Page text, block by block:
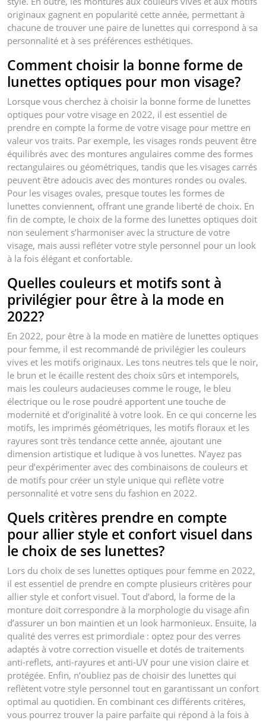
originaux gagnent en popularité cette année, permettant à
chacune de trouver une paire de lunettes qui correspond à sa
personnalité et à ses préférences esthétiques.
Comment choisir la bonne forme de
lunettes optiques pour mon visage?
Lorsque vous cherchez à choisir la bonne forme de lunettes
optiques pour votre visage en 2022, il est essentiel de
prendre en compte la forme de votre visage pour mettre en
valeur vos traits. Par exemple, les visages ronds peuvent être
équilibrés avec des montures angulaires comme des formes
rectangulaires ou géométriques, tandis que les visages carrés
peuvent être adoucis avec des montures rondes ou ovales.
Pour les visages ovales, presque toutes les formes de
lunettes conviennent, offrant une grande liberté de choix. En
fin de compte, le choix de la forme des lunettes optiques doit
non seulement s’harmoniser avec la structure de votre
visage, mais aussi refléter votre style personnel pour un look
à la fois élégant et confortable.
Quelles couleurs et motifs sont à
privilégier pour être à la mode en
2022?
En 2022, pour être à la mode en matière de lunettes optiques
pour femme, il est recommandé de privilégier les couleurs
vives et les motifs originaux. Les tons neutres tels que le noir,
le brun et le écaille restent des choix sûrs et intemporels,
mais les couleurs audacieuses comme le rouge, le bleu
électrique ou le rose poudré apportent une touche de
modernité et d’originalité à votre look. En ce qui concerne les
motifs, les imprimés géométriques, les motifs floraux et les
rayures sont très tendance cette année, ajoutant une
dimension artistique et ludique à vos lunettes. N’ayez pas
peur d’expérimenter avec des combinaisons de couleurs et
de motifs pour créer un style unique qui reflète votre
personnalité et votre sens du fashion en 2022.
Quels critères prendre en compte
pour allier style et confort visuel dans
le choix de ses lunettes?
Lors du choix de ses lunettes optiques pour femme en 2022,
il est essentiel de prendre en compte plusieurs critères pour
allier style et confort visuel. Tout d’abord, la forme de la
monture doit correspondre à la morphologie du visage afin
d’assurer un bon maintien et un look harmonieux. Ensuite, la
qualité des verres est primordiale : optez pour des verres
adaptés à votre correction visuelle et dotés de traitements
anti-reflets, anti-rayures et anti-UV pour une vision claire et
protégée. Enfin, n’oubliez pas de choisir des lunettes qui
reflètent votre style personnel tout en garantissant un confort
optimal au quotidien. En combinant ces différents critères,
vous pourrez trouver la paire parfaite qui répond à la fois à